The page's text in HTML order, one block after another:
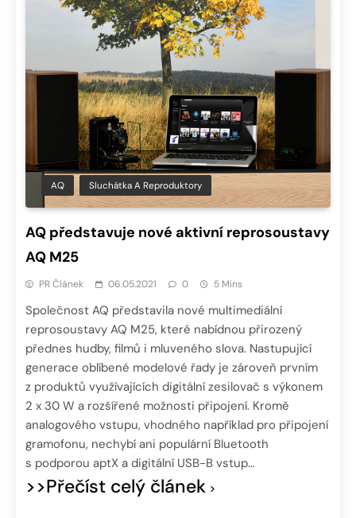
AQ Sluchátka A Reproduktory
AQ představuje nové aktivní reprosoustavy
AQ M25
PR Článek 06.05.2021 0 5 Mins
Společnost AQ představila nové multimediální
reprosoustavy AQ M25, které nabídnou přirozený
přednes hudby, filmů i mluveného slova. Nastupující
generace oblíbené modelové řady je zároveň prvním
z produktů využívajících digitální zesilovač s výkonem
2 x 30 W a rozšířené možnosti připojení. Kromě
analogového vstupu, vhodného například pro připojení
gramofonu, nechybí ani populární Bluetooth
s podporou aptX a digitální USB-B vstup…
>>Přečíst celý článek